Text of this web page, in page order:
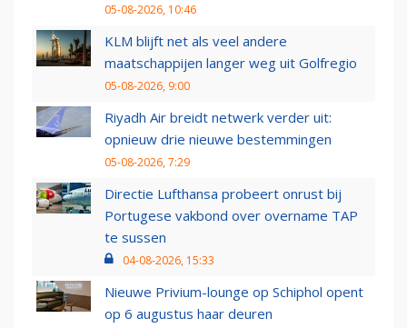
05-08-2026, 10:46
KLM blijft net als veel andere
maatschappijen langer weg uit Golfregio
05-08-2026, 9:00
Riyadh Air breidt netwerk verder uit:
opnieuw drie nieuwe bestemmingen
05-08-2026, 7:29
Directie Lufthansa probeert onrust bij
Portugese vakbond over overname TAP
te sussen
04-08-2026, 15:33
Nieuwe Privium-lounge op Schiphol opent
op 6 augustus haar deuren